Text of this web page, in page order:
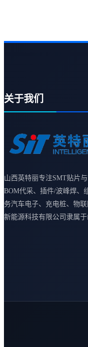
关于我们
山西英特丽专注SMT贴片
BOM代采、插件/波峰焊、
务汽车电子、充电桩、物
新能源科技有限公司隶属于